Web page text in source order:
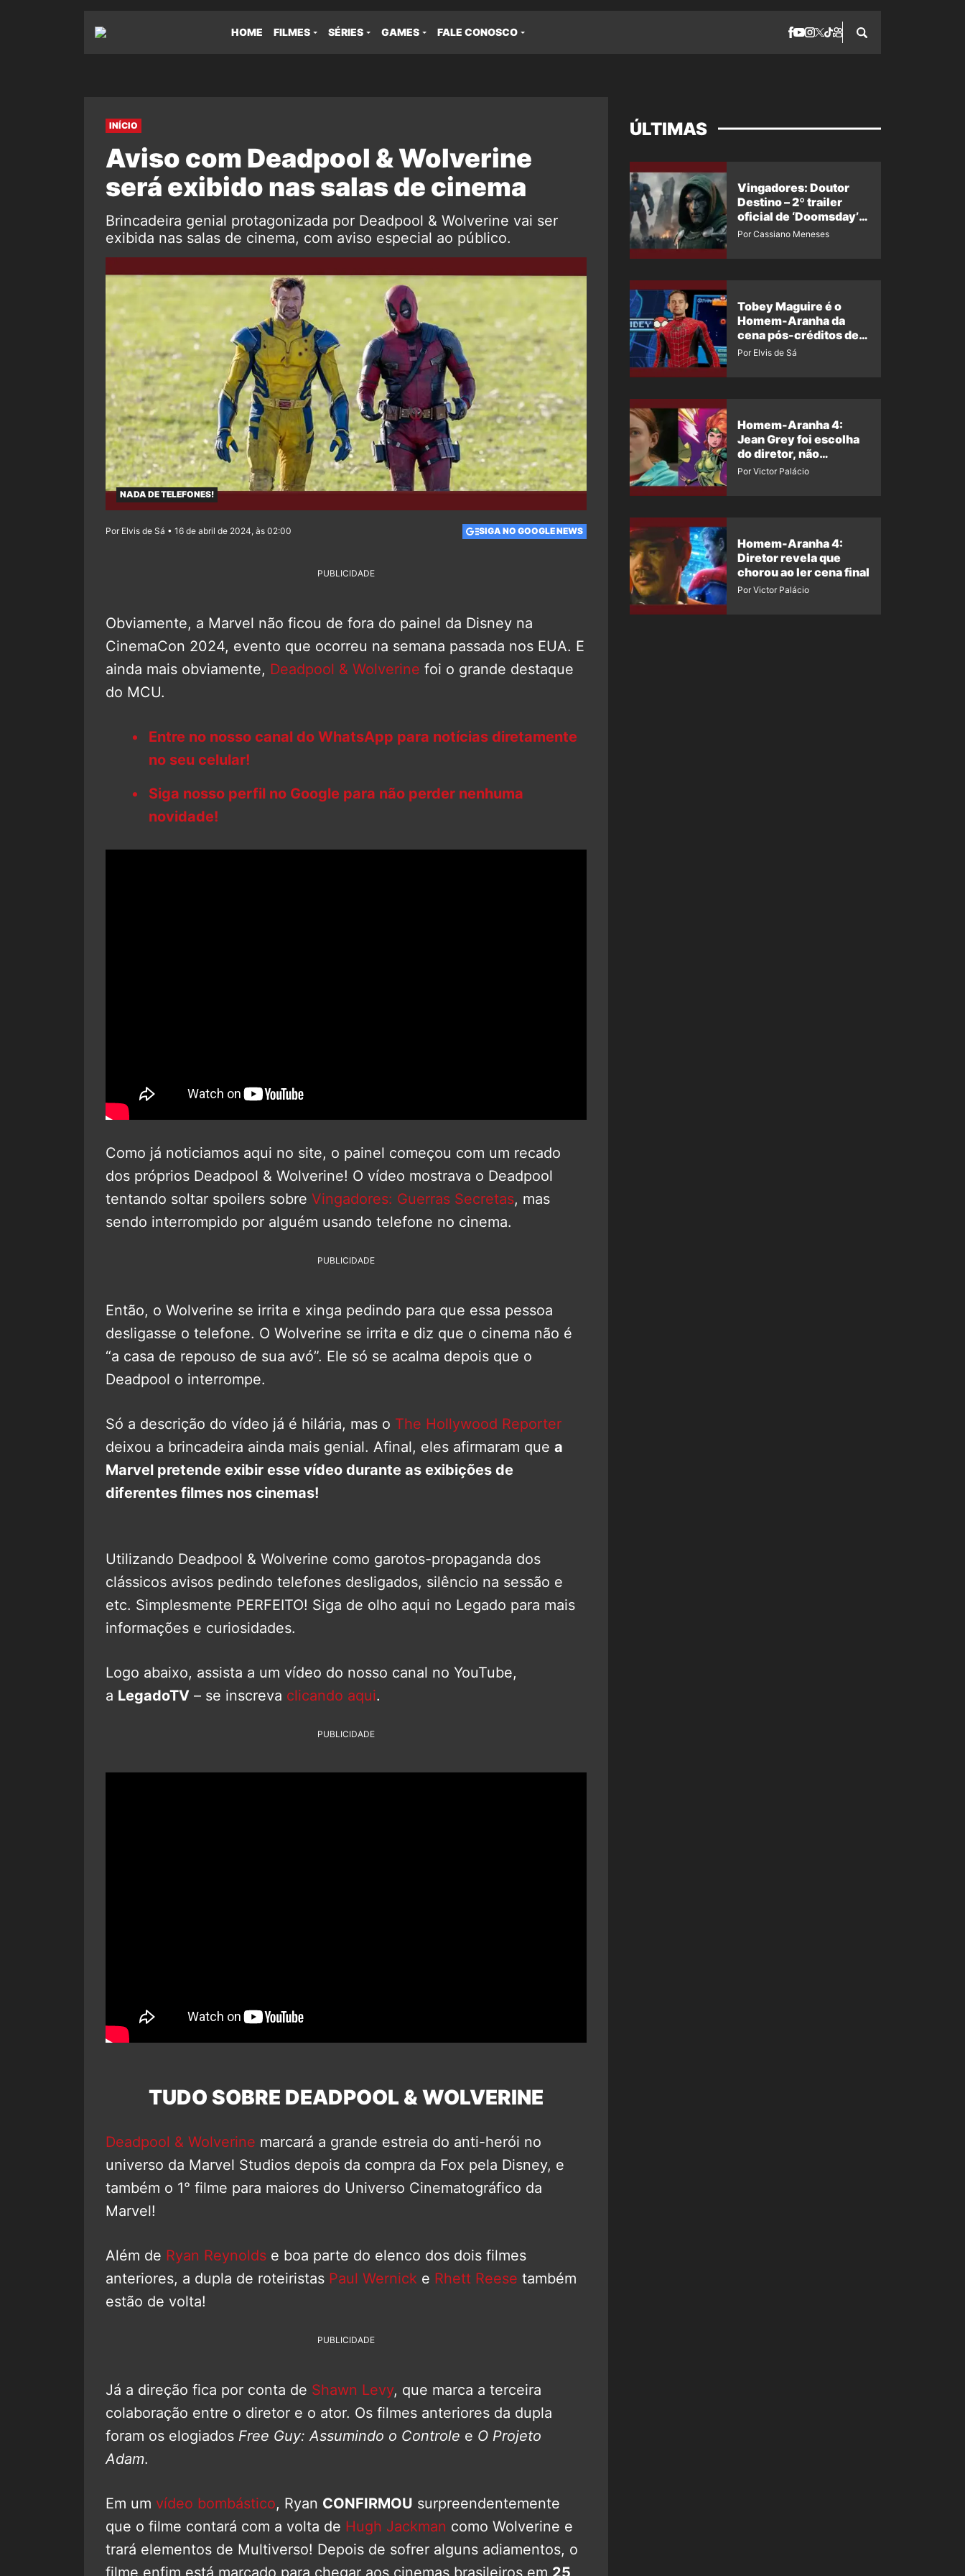
HOME FILMES SÉRIES GAMES FALE CONOSCO
INÍCIO
Aviso com Deadpool & Wolverine
será exibido nas salas de cinema
Brincadeira genial protagonizada por Deadpool & Wolverine vai ser
exibida nas salas de cinema, com aviso especial ao público.
NADA DE TELEFONES!
Por Elvis de Sá • 16 de abril de 2024, às 02:00 SIGA NO GOOGLE NEWS
PUBLICIDADE
Obviamente, a Marvel não ficou de fora do painel da Disney na
CinemaCon 2024, evento que ocorreu na semana passada nos EUA. E
ainda mais obviamente, Deadpool & Wolverine foi o grande destaque
do MCU.
Entre no nosso canal do WhatsApp para notícias diretamente
no seu celular!
Siga nosso perfil no Google para não perder nenhuma
novidade!
Como já noticiamos aqui no site, o painel começou com um recado
dos próprios Deadpool & Wolverine! O vídeo mostrava o Deadpool
tentando soltar spoilers sobre Vingadores: Guerras Secretas, mas
sendo interrompido por alguém usando telefone no cinema.
PUBLICIDADE
Então, o Wolverine se irrita e xinga pedindo para que essa pessoa
desligasse o telefone. O Wolverine se irrita e diz que o cinema não é
“a casa de repouso de sua avó”. Ele só se acalma depois que o
Deadpool o interrompe.
Só a descrição do vídeo já é hilária, mas o The Hollywood Reporter
deixou a brincadeira ainda mais genial. Afinal, eles afirmaram que a
Marvel pretende exibir esse vídeo durante as exibições de
diferentes filmes nos cinemas!
Utilizando Deadpool & Wolverine como garotos-propaganda dos
clássicos avisos pedindo telefones desligados, silêncio na sessão e
etc. Simplesmente PERFEITO! Siga de olho aqui no Legado para mais
informações e curiosidades.
Logo abaixo, assista a um vídeo do nosso canal no YouTube,
a LegadoTV – se inscreva clicando aqui.
PUBLICIDADE
TUDO SOBRE DEADPOOL & WOLVERINE
Deadpool & Wolverine marcará a grande estreia do anti-herói no
universo da Marvel Studios depois da compra da Fox pela Disney, e
também o 1° filme para maiores do Universo Cinematográfico da
Marvel!
Além de Ryan Reynolds e boa parte do elenco dos dois filmes
anteriores, a dupla de roteiristas Paul Wernick e Rhett Reese também
estão de volta!
PUBLICIDADE
Já a direção fica por conta de Shawn Levy, que marca a terceira
colaboração entre o diretor e o ator. Os filmes anteriores da dupla
foram os elogiados Free Guy: Assumindo o Controle e O Projeto
Adam.
Em um vídeo bombástico, Ryan CONFIRMOU surpreendentemente
que o filme contará com a volta de Hugh Jackman como Wolverine e
trará elementos de Multiverso! Depois de sofrer alguns adiamentos, o
filme enfim está marcado para chegar aos cinemas brasileiros em 25
ÚLTIMAS
Vingadores: Doutor
Destino – 2º trailer
oficial de ‘Doomsday’
ganha nova data para
Por Cassiano Meneses
Tobey Maguire é o
Homem-Aranha da
cena pós-créditos de
Um Novo Dia?
Por Elvis de Sá
Homem-Aranha 4:
Jean Grey foi escolha
do diretor, não
imposição da Marvel
Por Victor Palácio
Homem-Aranha 4:
Diretor revela que
chorou ao ler cena final
Por Victor Palácio